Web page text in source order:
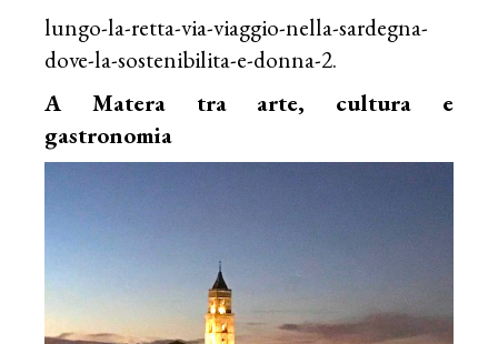
lungo-la-retta-via-viaggio-nella-sardegna-
dove-la-sostenibilita-e-donna-2.
A Matera tra arte, cultura e
gastronomia